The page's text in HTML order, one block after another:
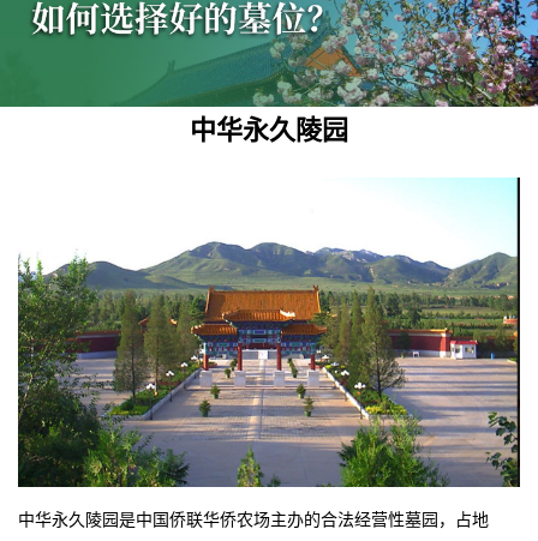
中华永久陵园
中华永久陵园是中国侨联华侨农场主办的合法经营性墓园，占地